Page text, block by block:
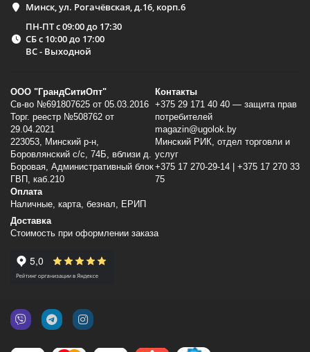
Минск, ул. Рогачёвская, д.16, корп.6
ПН-ПТ с 09:00 до 17:30
СБ с 10:00 до 17:00
ВС - Выходной
ООО "ГрандСитиОпт"
Св-во №691807625 от 05.03.2016
Торг. реестр №508762 от
29.04.2021
223053, Минский p-н,
Боровлянский с/с, 74Б, вблизи д.
Боровая, Административный блок
ГВП, каб.210
Контакты
+375 29 171 40 40 — защита прав
потребителей
magazin@ugolok.by
Минский РИК, отдел торговли и
услуг
+375 17 270-29-14 | +375 17 270 33
75
Оплата
Наличные, карта, безнал, ЕРИП
Доставка
Стоимость при оформлении заказа